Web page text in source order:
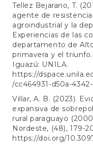
Tellez Bejarano, T.
agente de
agroindustrial y la
Experiencias de las
departamento de
primavera y el
Iguazú: UNILA.
https://
/cc464931-d50a-
Villar, A. B. (2023).
expansiva de
rural paraguayo
Nordeste, (48), 179-
https://doi.org/